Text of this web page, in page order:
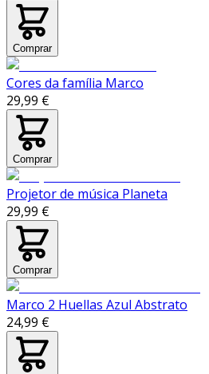
Comprar
Cores da família Marco
29,99 €
Comprar
Projetor de música Planeta
29,99 €
Comprar
Marco 2 Huellas Azul Abstrato
24,99 €